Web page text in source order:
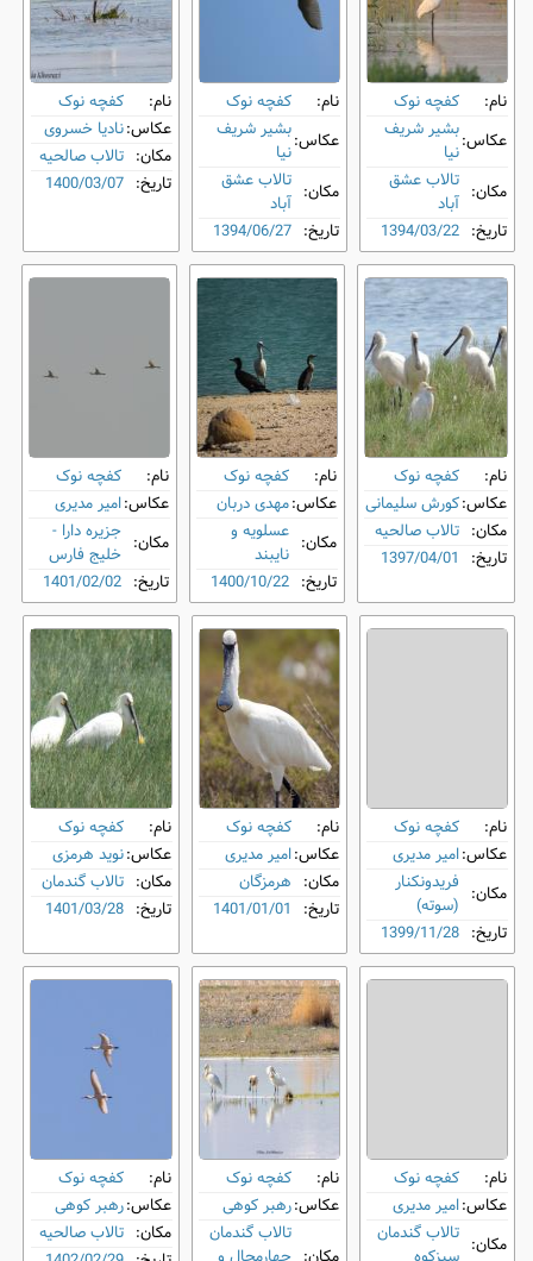
نام:
کفچه نوک
عکاس:بشیر شریف
نیا
مکان: تالاب عشق
آباد
تاریخ: 1394/03/22
نام:
کفچه نوک
عکاس:بشیر شریف
نیا
مکان: تالاب عشق
آباد
تاریخ: 1394/06/27
نام:
کفچه نوک
عکاس:نادیا خسروی
مکان: تالاب صالحیه
تاریخ: 1400/03/07
نام:
کفچه نوک
عکاس:کورش سلیمانی
مکان: تالاب صالحیه
تاریخ: 1397/04/01
نام:
کفچه نوک
عکاس:مهدی دربان
مکان: عسلویه و
نایبند
تاریخ: 1400/10/22
نام:
کفچه نوک
عکاس:امیر مدیری
مکان: جزیره دارا -
خلیج فارس
تاریخ: 1401/02/02
نام:
کفچه نوک
عکاس:امیر مدیری
مکان: فریدونکنار
(سوته)
تاریخ: 1399/11/28
نام:
کفچه نوک
عکاس:امیر مدیری
مکان: هرمزگان
تاریخ: 1401/01/01
نام:
کفچه نوک
عکاس:نوید هرمزی
مکان: تالاب گندمان
تاریخ: 1401/03/28
نام:
کفچه نوک
عکاس:امیر مدیری
مکان: تالاب گندمان
نام:
کفچه نوک
عکاس:رهبر کوهی
تالاب گندمان
نام:
کفچه نوک
عکاس:رهبر کوهی
مکان: تالاب صالحیه